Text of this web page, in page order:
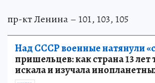
пр-кт Ленина – 101, 103, 105
Над СССР военные натянули
пришельцев: как страна 13 лет
искала и изучала